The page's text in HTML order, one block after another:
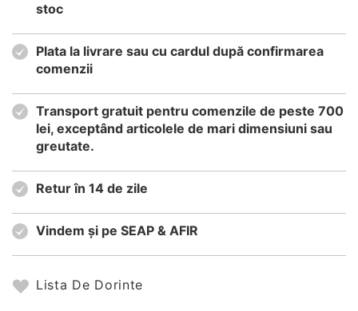
stoc
Plata la livrare sau cu cardul după confirmarea
comenzii
Transport gratuit pentru comenzile de peste 700
lei, exceptând articolele de mari dimensiuni sau
greutate.
Retur în 14 de zile
Vindem și pe SEAP & AFIR
Lista De Dorinte